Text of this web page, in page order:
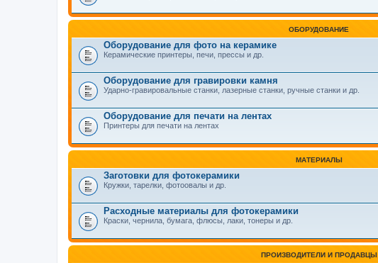
ОБОРУДОВАНИЕ
Оборудование для фото на керамике
Керамические принтеры, печи, прессы и др.
Оборудование для гравировки камня
Ударно-гравировальные станки, лазерные станки, ручные станки и др.
Оборудование для печати на лентах
Принтеры для печати на лентах
МАТЕРИАЛЫ
Заготовки для фотокерамики
Кружки, тарелки, фотоовалы и др.
Расходные материалы для фотокерамики
Краски, чернила, бумага, флюсы, лаки, тонеры и др.
ПРОИЗВОДИТЕЛИ И ПРОДАВЦЫ